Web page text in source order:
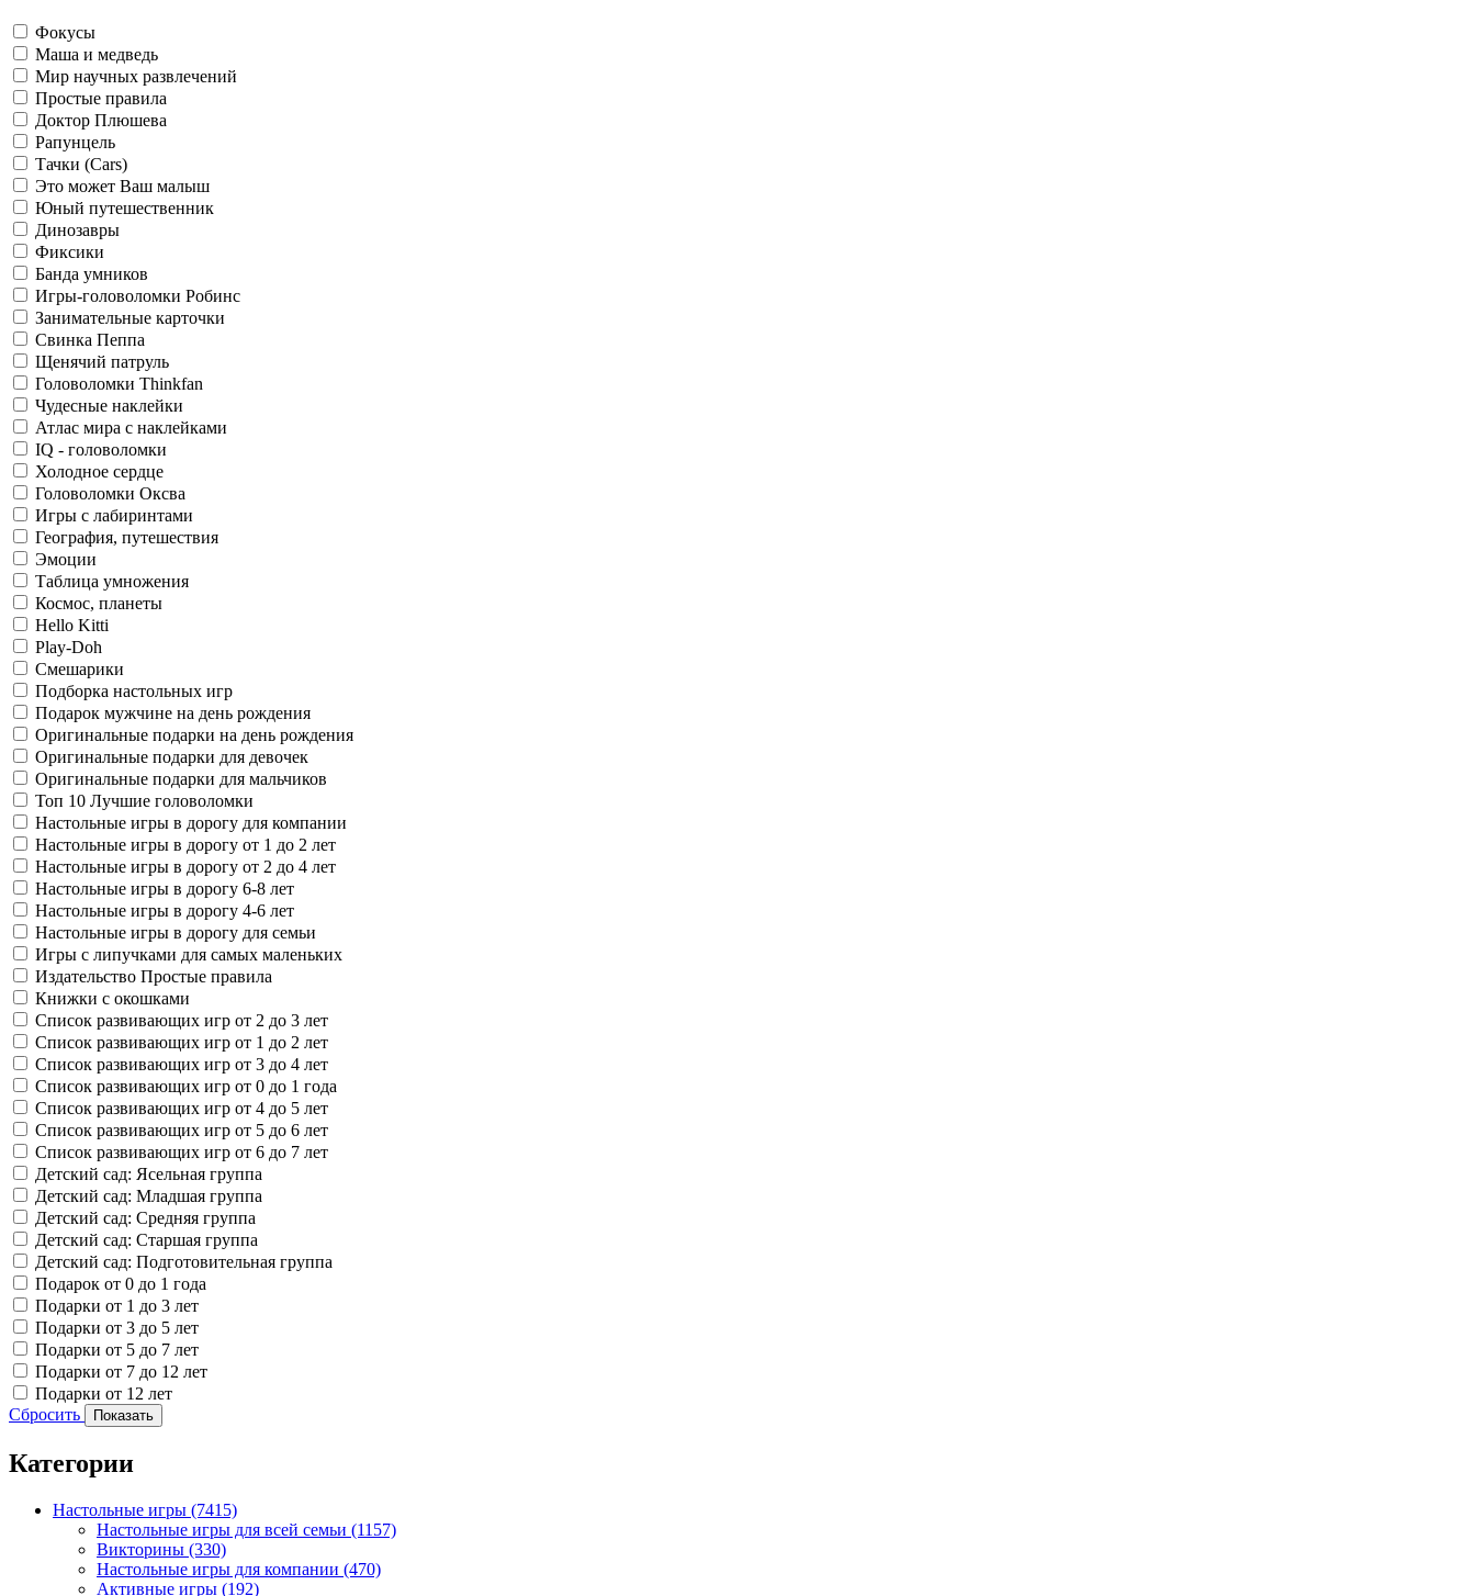
Фокусы
Маша и медведь
Мир научных развлечений
Простые правила
Доктор Плюшева
Рапунцель
Тачки (Cars)
Это может Ваш малыш
Юный путешественник
Динозавры
Фиксики
Банда умников
Игры-головоломки Робинс
Занимательные карточки
Свинка Пеппа
Щенячий патруль
Головоломки Thinkfan
Чудесные наклейки
Атлас мира с наклейками
IQ - головоломки
Холодное сердце
Головоломки Оксва
Игры с лабиринтами
География, путешествия
Эмоции
Таблица умножения
Космос, планеты
Hello Kitti
Play-Doh
Смешарики
Подборка настольных игр
Подарок мужчине на день рождения
Оригинальные подарки на день рождения
Оригинальные подарки для девочек
Оригинальные подарки для мальчиков
Топ 10 Лучшие головоломки
Настольные игры в дорогу для компании
Настольные игры в дорогу от 1 до 2 лет
Настольные игры в дорогу от 2 до 4 лет
Настольные игры в дорогу 6-8 лет
Настольные игры в дорогу 4-6 лет
Настольные игры в дорогу для семьи
Игры с липучками для самых маленьких
Издательство Простые правила
Книжки с окошками
Список развивающих игр от 2 до 3 лет
Список развивающих игр от 1 до 2 лет
Список развивающих игр от 3 до 4 лет
Список развивающих игр от 0 до 1 года
Список развивающих игр от 4 до 5 лет
Список развивающих игр от 5 до 6 лет
Список развивающих игр от 6 до 7 лет
Детский сад: Ясельная группа
Детский сад: Младшая группа
Детский сад: Средняя группа
Детский сад: Старшая группа
Детский сад: Подготовительная группа
Подарок от 0 до 1 года
Подарки от 1 до 3 лет
Подарки от 3 до 5 лет
Подарки от 5 до 7 лет
Подарки от 7 до 12 лет
Подарки от 12 лет
Сбросить
Показать
Категории
Настольные игры (7415)
Настольные игры для всей семьи (1157)
Викторины (330)
Настольные игры для компании (470)
Активные игры (192)